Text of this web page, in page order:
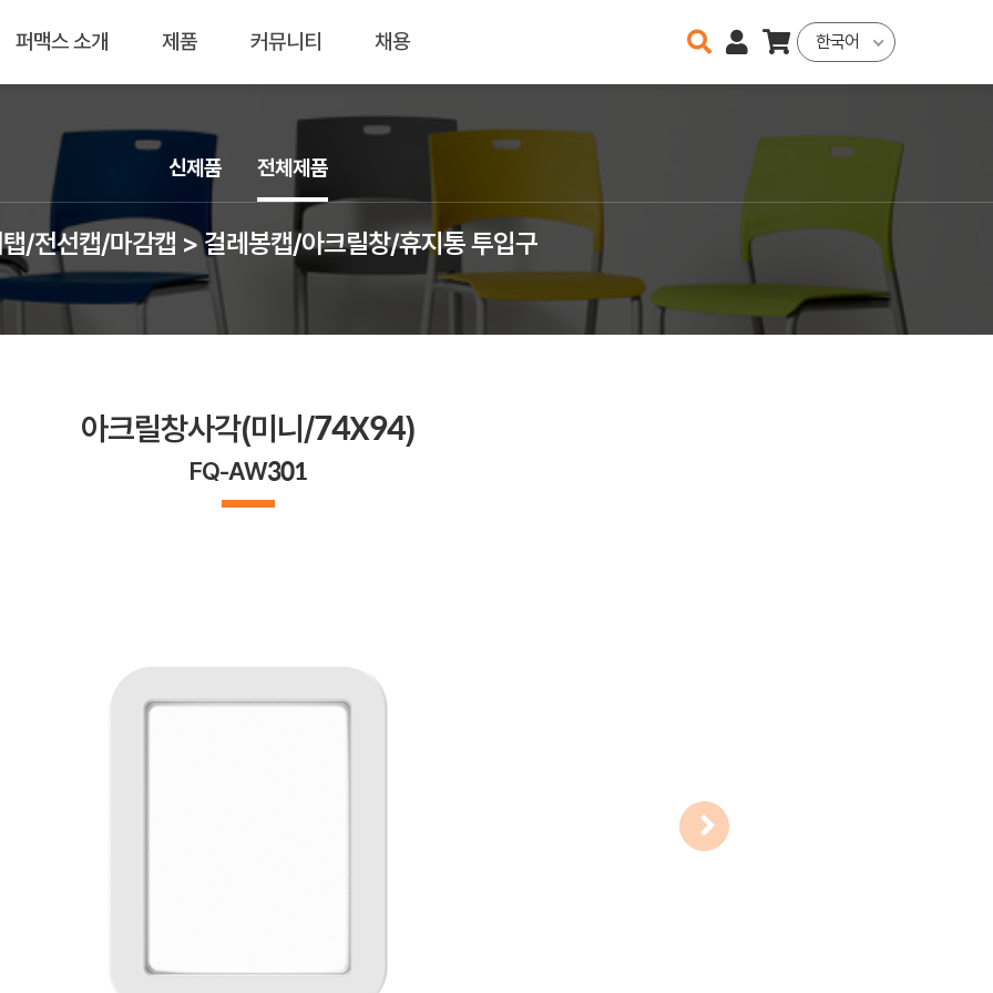
퍼맥스 소개 제품 커뮤니티 채용 한국어
/전선캡/마감캡 > 걸레봉캡/아크릴창/휴지통 투입구
신제품 전체제품
아크릴창사각(미니/74X94)
FQ-AW301